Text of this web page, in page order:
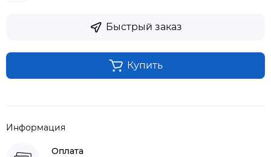
Быстрый заказ
Купить
Информация
Оплата